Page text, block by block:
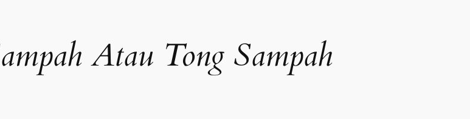
Atau Tong Sampah